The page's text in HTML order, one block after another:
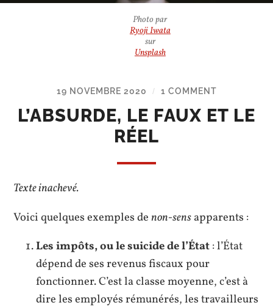
Photo par
Ryoji Iwata
sur
Unsplash
19 NOVEMBRE 2020 / 1 COMMENT
L’ABSURDE, LE FAUX ET LE
RÉEL
Texte inachevé.
Voici quelques exemples denon-sensapparents :
Les impôts, ou le suicide de l’État: l’État
dépend de ses revenus fiscaux pour
fonctionner. C’est la classe moyenne, c’est à
dire les employés rémunérés, les travailleurs